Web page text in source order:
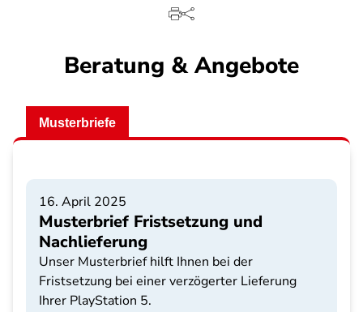
Beratung & Angebote
Musterbriefe
16. April 2025
Musterbrief Fristsetzung und
Nachlieferung
Unser Musterbrief hilft Ihnen bei der
Fristsetzung bei einer verzögerter Lieferung
Ihrer PlayStation 5.